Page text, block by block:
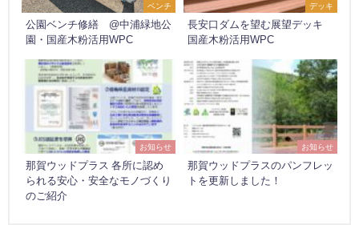
ベンチ
公園ベンチ修繕 @中浦緑地公
園・国産木粉活用WPC
デッキ
長安口ダムを望む展望デッキ
国産木粉活用WPC
お知らせ
那賀ウッドプラス 各所に認め
られる安心・安全なモノづくり
のご紹介
お知らせ
那賀ウッドプラスのパンフレッ
トを更新しました！